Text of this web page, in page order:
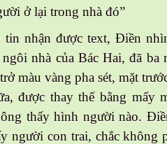
ở lại trong nhà đó”
nhận được text, Điền
nhà của Bác Hai, đã ba
màu vàng pha sét, mặt
được thay thế bằng mấy
thấy hình người nào.
người con trai, chắc không